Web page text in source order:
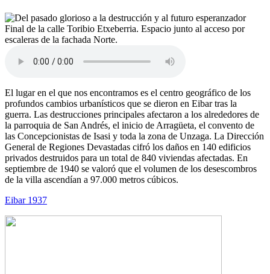
Final de la calle Toribio Etxeberria. Espacio junto al acceso por
escaleras de la fachada Norte.
El lugar en el que nos encontramos es el centro geográfico de los
profundos cambios urbanísticos que se dieron en Eibar tras la
guerra. Las destrucciones principales afectaron a los alrededores de
la parroquia de San Andrés, el inicio de Arragüeta, el convento de
las Concepcionistas de Isasi y toda la zona de Unzaga. La Dirección
General de Regiones Devastadas cifró los daños en 140 edificios
privados destruidos para un total de 840 viviendas afectadas. En
septiembre de 1940 se valoró que el volumen de los desescombros
de la villa ascendían a 97.000 metros cúbicos.
Eibar 1937